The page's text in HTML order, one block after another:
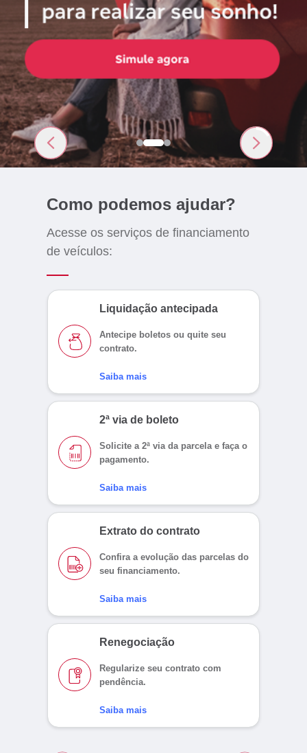
Como podemos ajudar?
Acesse os serviços de financiamento
de veículos:
Liquidação antecipada
Antecipe boletos ou quite seu
contrato.
Saiba mais
2ª via de boleto
Solicite a 2ª via da parcela e faça o
pagamento.
Saiba mais
Extrato do contrato
Confira a evolução das parcelas do
seu financiamento.
Saiba mais
Renegociação
Regularize seu contrato com
pendência.
Saiba mais